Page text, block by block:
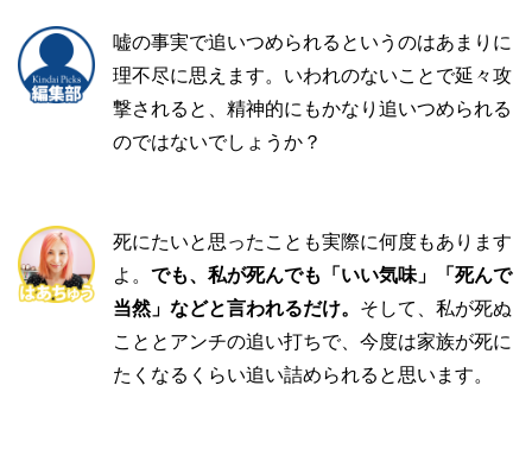
嘘の事実で追いつめられるというのはあまりに
理不尽に思えます。いわれのないことで延々攻
撃されると、精神的にもかなり追いつめられる
のではないでしょうか？
死にたいと思ったことも実際に何度もあります
よ。 でも、私が死んでも「いい気味」「死んで
当然」などと言われるだけ。 そして、私が死ぬ
こととアンチの追い打ちで、今度は家族が死に
たくなるくらい追い詰められると思います。